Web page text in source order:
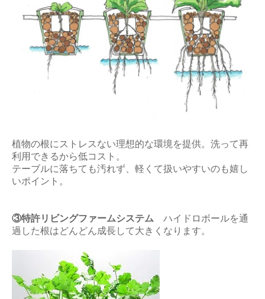
植物の根にストレスない理想的な環境を提供。洗って再
利用できるから低コスト。
テーブルに落ちても汚れず、軽くて扱いやすいのも嬉し
いポイント。
③特許リビングファームシステム ハイドロボールを通
過した根はどんどん成長して大きくなります。